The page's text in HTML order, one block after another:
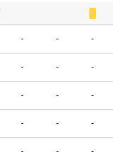
- - -
- - -
- - -
- - -